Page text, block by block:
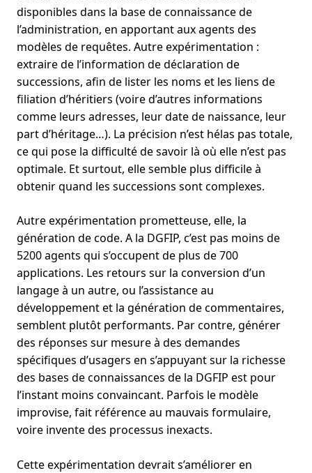
disponibles dans la base de connaissance de
l’administration, en apportant aux agents des
modèles de requêtes. Autre expérimentation :
extraire de l’information de déclaration de
successions, afin de lister les noms et les liens de
filiation d’héritiers (voire d’autres informations
comme leurs adresses, leur date de naissance, leur
part d’héritage…). La précision n’est hélas pas totale,
ce qui pose la difficulté de savoir là où elle n’est pas
optimale. Et surtout, elle semble plus difficile à
obtenir quand les successions sont complexes.
Autre expérimentation prometteuse, elle, la
génération de code. A la DGFIP, c’est pas moins de
5200 agents qui s’occupent de plus de 700
applications. Les retours sur la conversion d’un
langage à un autre, ou l’assistance au
développement et la génération de commentaires,
semblent plutôt performants. Par contre, générer
des réponses sur mesure à des demandes
spécifiques d’usagers en s’appuyant sur la richesse
des bases de connaissances de la DGFIP est pour
l’instant moins convaincant. Parfois le modèle
improvise, fait référence au mauvais formulaire,
voire invente des processus inexacts.
Cette expérimentation devrait s’améliorer en